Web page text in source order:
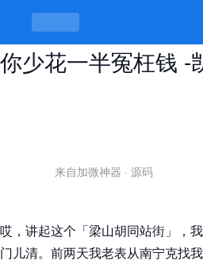
梁山胡同站街值不
你少花一半冤枉钱 -
来自加微神器 · 源码
哎，讲起这个「梁山胡同站街」，
门儿清。前两天我老表从南宁克找